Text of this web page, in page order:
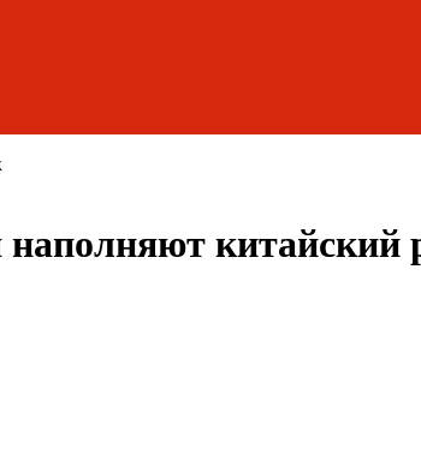
наполняют китайский